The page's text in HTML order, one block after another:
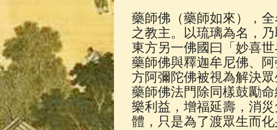
佛典故事(37)
藥師佛（藥師如來），
之教主。以琉璃為名，
東方另一佛國曰「妙喜
藥師佛與釋迦牟尼佛、
方阿彌陀佛被視為解決
藥師佛法門除同樣鼓勵
樂利益，增福延壽，消
體，只是為了渡眾生而化